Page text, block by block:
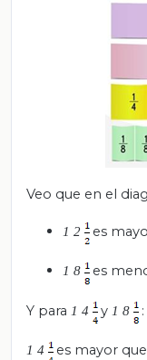
Veo que en el
1 2 es
1 8 es
Y para 1 4 y 1 8
1 4 es mayor que